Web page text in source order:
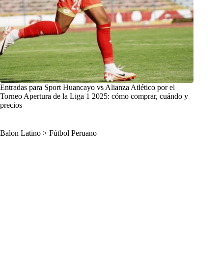
Entradas para Sport Huancayo vs Alianza Atlético por el
Torneo Apertura de la Liga 1 2025: cómo comprar, cuándo y
precios
Balon Latino > Fútbol Peruano